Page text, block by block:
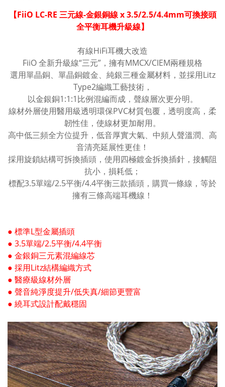
【FiiO LC-RE 三元線-金銀銅線 x 3.5/2.5/4.4mm可換接頭
全平衡耳機升級線】
有線HiFi耳機大改造
FiiO 全新升級線“三元”，擁有MMCX/CIEM兩種規格
選用單晶銅、單晶銅鍍金、純銀三種金屬材料，並採用Litz
Type2編織工藝技術，
以金銀銅1:1:1比例混編而成，聲線層次更分明。
線材外層使用醫用級透明環保PVC材質包覆，透明度高，柔
韌性佳，使線材更加耐用。
高中低三頻全方位提升，低音厚實大氣、中頻人聲溫潤、高
音清亮延展性更佳！
採用旋鎖結構可拆換插頭，使用四極鍍金拆換插針，接觸阻
抗小，損耗低；
標配3.5單端/2.5平衡/4.4平衡三款插頭，購買一條線，等於
擁有三條高端耳機線！
● 標準L型金屬插頭
● 3.5單端/2.5平衡/4.4平衡
● 金銀銅三元素混編線芯
● 採用Litz結構編織方式
● 醫療級線材外層
● 聲音純淨度提升/低失真/細節更豐富
● 繞耳式設計配戴穩固